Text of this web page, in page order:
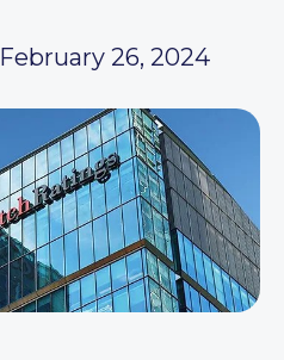
February 26, 2024